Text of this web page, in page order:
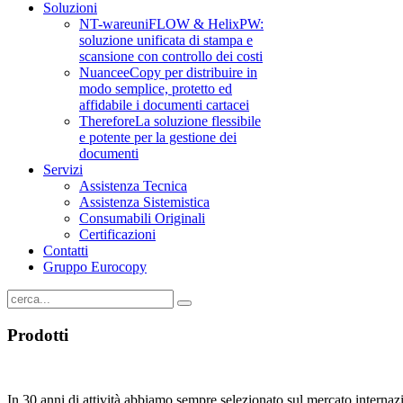
Soluzioni
NT-wareuniFLOW & HelixPW:
soluzione unificata di stampa e
scansione con controllo dei costi
NuanceeCopy per distribuire in
modo semplice, protetto ed
affidabile i documenti cartacei
ThereforeLa soluzione flessibile
e potente per la gestione dei
documenti
Servizi
Assistenza Tecnica
Assistenza Sistemistica
Consumabili Originali
Certificazioni
Contatti
Gruppo Eurocopy
Prodotti